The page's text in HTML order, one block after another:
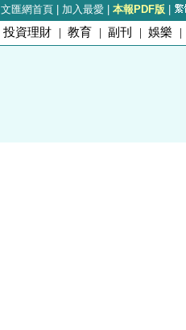
文匯網首頁 加入最愛 本報PDF版
投資理財 | 教育 | 副刊 | 娛樂 |